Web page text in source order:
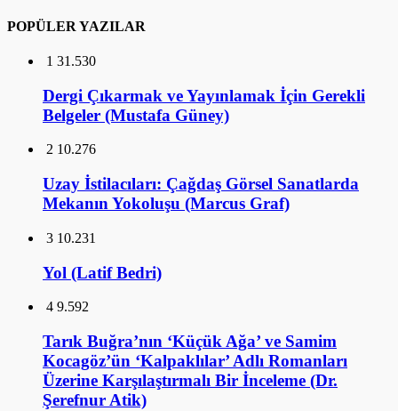
POPÜLER YAZILAR
1 31.530
Dergi Çıkarmak ve Yayınlamak İçin Gerekli
Belgeler (Mustafa Güney)
2 10.276
Uzay İstilacıları: Çağdaş Görsel Sanatlarda
Mekanın Yokoluşu (Marcus Graf)
3 10.231
Yol (Latif Bedri)
4 9.592
Tarık Buğra’nın ‘Küçük Ağa’ ve Samim
Kocagöz’ün ‘Kalpaklılar’ Adlı Romanları
Üzerine Karşılaştırmalı Bir İnceleme (Dr.
Şerefnur Atik)